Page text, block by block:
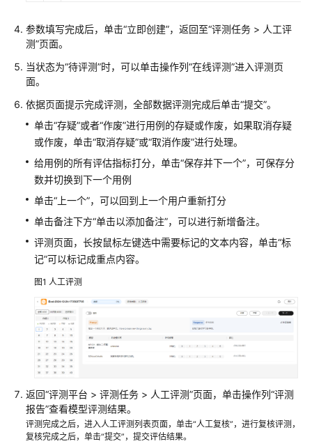
参数填写完成后，单击“立即创建”，返回至“评测任务 > 人工评
测”页面。
当状态为“待评测”时，可以单击操作列“在线评测”进入评测页
面。
依据页面提示完成评测，全部数据评测完成后单击“提交”。
单击“存疑”或者“作废”进行用例的存疑或作废，如果取消存疑
或作废，单击“取消存疑”或“取消作废”进行处理。
给用例的所有评估指标打分，单击“保存并下一个”，可保存分
数并切换到下一个用例
单击“上一个”，可以回到上一个用户重新打分
单击备注下方“单击以添加备注”，可以进行新增备注。
评测页面，长按鼠标左键选中需要标记的文本内容，单击“标
记”可以标记成重点内容。
图1 人工评测
返回“评测平台 > 评测任务 > 人工评测”页面，单击操作列“评测
报告”查看模型评测结果。
评测完成之后，进入人工评测列表页面，单击“人工复核”，进行复核评测，
复核完成之后，单击“提交”，提交评估结果。